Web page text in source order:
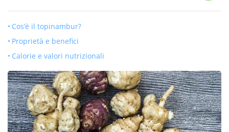
Cos’è il topinambur?
Proprietà e benefici
Calorie e valori nutrizionali